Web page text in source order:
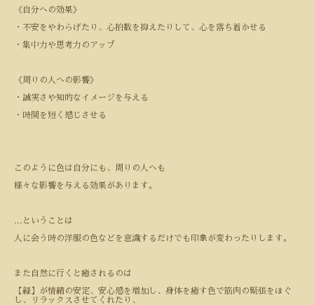
《自分への効果》
・不安をやわらげたり、心拍数を抑えたりして、心を落ち着かせる
・集中力や思考力のアップ
《周りの人への影響》
・誠実さや知的なイメージを与える
・時間を短く感じさせる
このように色は自分にも、周りの人へも
様々な影響を与える効果があります。
… ということは
人に会う時の洋服の色などを意識するだけでも印象が変わったりします。
また自然に行くと癒されるのは
【緑】が情緒の安定、安心感を増加し、身体を癒す色で筋肉の緊張をほぐ
し、リラックスさせてくれたり、